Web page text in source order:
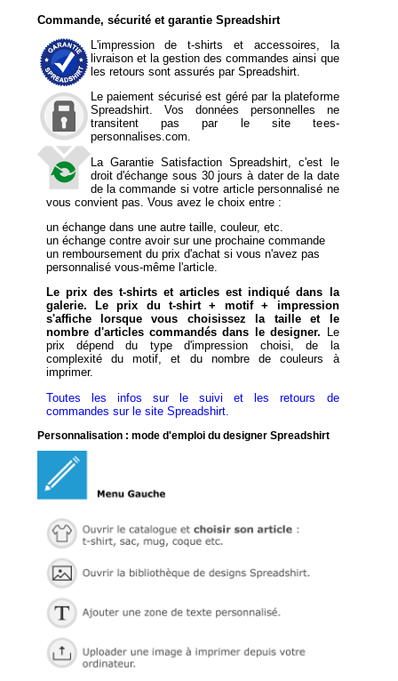
Commande, sécurité et garantie Spreadshirt
L'impression de t-shirts et accessoires, la
livraison et la gestion des commandes ainsi que
les retours sont assurés par Spreadshirt.
Le paiement sécurisé est géré par la plateforme
Spreadshirt. Vos données personnelles ne
transitent pas par le site tees-
personnalises.com.
La Garantie Satisfaction Spreadshirt, c'est le
droit d'échange sous 30 jours à dater de la date
de la commande si votre article personnalisé ne
vous convient pas. Vous avez le choix entre :
un échange dans une autre taille, couleur, etc.
un échange contre avoir sur une prochaine commande
un remboursement du prix d'achat si vous n'avez pas
personnalisé vous-même l'article.
Le prix des t-shirts et articles est indiqué dans la
galerie. Le prix du t-shirt + motif + impression
s'affiche lorsque vous choisissez la taille et le
nombre d'articles commandés dans le designer. Le
prix dépend du type d'impression choisi, de la
complexité du motif, et du nombre de couleurs à
imprimer.
Toutes les infos sur le suivi et les retours de
commandes sur le site Spreadshirt.
Personnalisation : mode d'emploi du designer Spreadshirt